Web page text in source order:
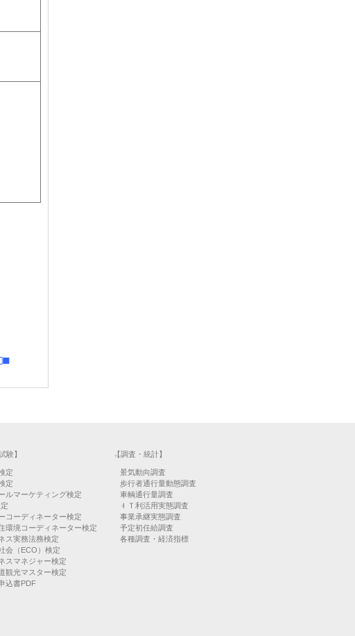
験】
定
定
ルマーケティング検定
コーディネーター検定
環境コーディネーター検定
ス実務法務検定
会（ECO）検定
スマネジャー検定
観光マスター検定
込書PDF
【調査・統計】
景気動向調査
歩行者通行量動態調査
車輌通行量調査
ＩＴ利活用実態調査
事業承継実態調査
予定初任給調査
各種調査・経済指標